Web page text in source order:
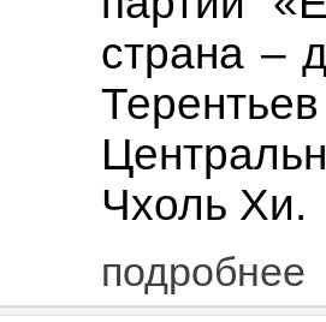
страна –
Чхоль Хи.
подробнее